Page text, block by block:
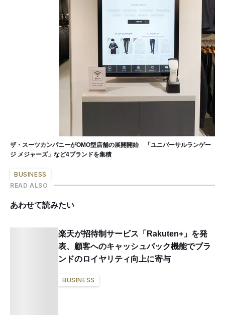
ザ・スーツカンパニーがOMO型店舗の展開開始 「ユニバーサルランゲー
ジ メジャーズ」など4ブランドを集積
BUSINESS
READ ALSO
あわせて読みたい
楽天が招待制サービス「Rakuten+」を発
表、顧客へのキャッシュバック機能でブラ
ンドのロイヤリティ向上に寄与
BUSINESS